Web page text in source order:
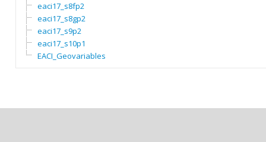
eaci17_s8fp2
eaci17_s8gp2
eaci17_s9p2
eaci17_s10p1
EACI_Geovariables